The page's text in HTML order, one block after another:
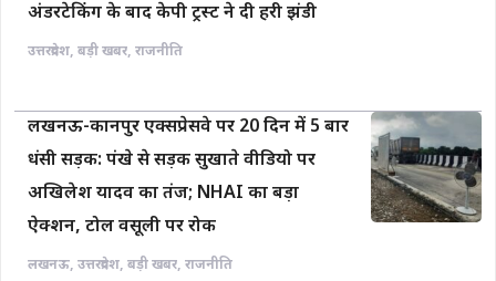
अंडरटेकिंग के बाद केपी ट्रस्ट ने दी हरी झंडी
उत्तरप्रदेश, बड़ी खबर, राजनीति
लखनऊ-कानपुर एक्सप्रेसवे पर 20 दिन में 5 बार
धंसी सड़क: पंखे से सड़क सुखाते वीडियो पर
अखिलेश यादव का तंज; NHAI का बड़ा
ऐक्शन, टोल वसूली पर रोक
लखनऊ, उत्तरप्रदेश, बड़ी खबर, राजनीति